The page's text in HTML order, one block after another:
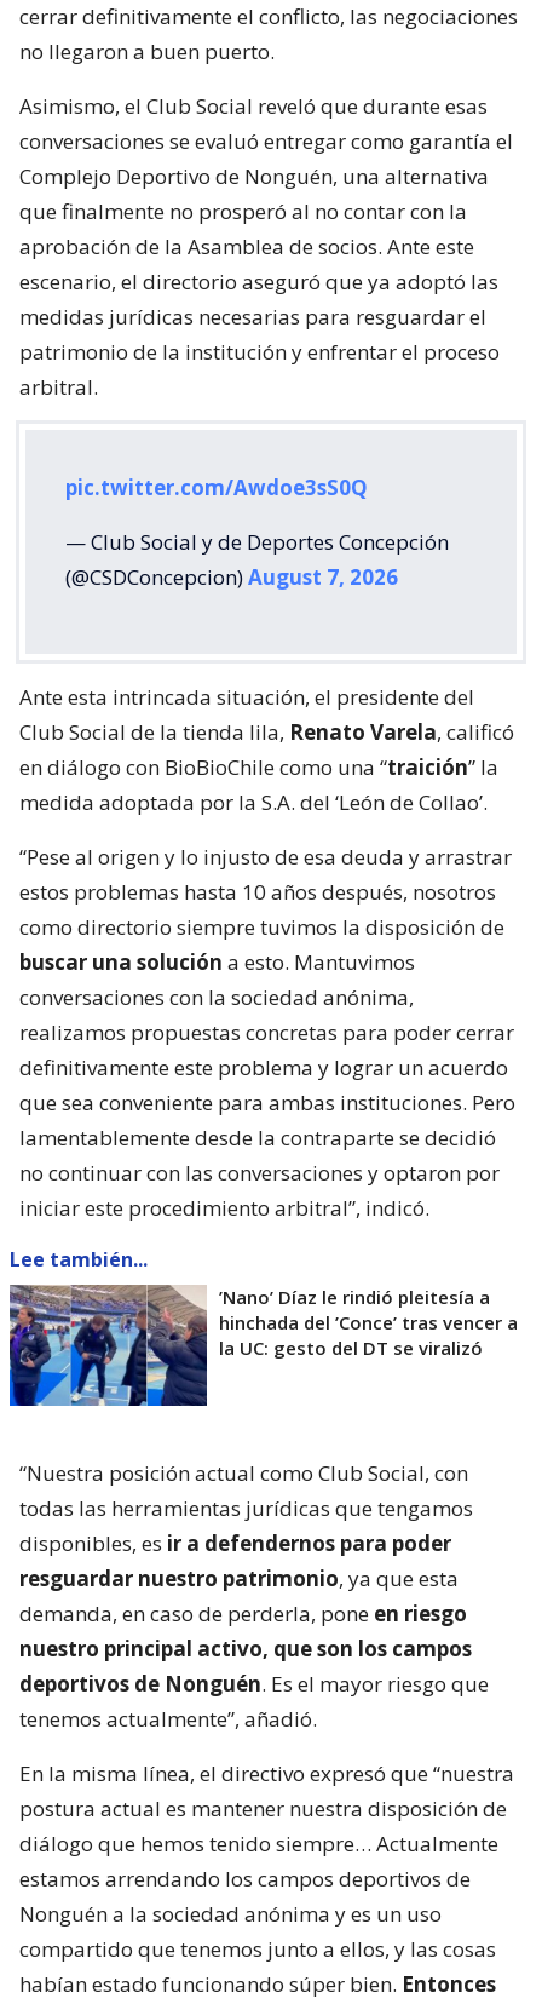
cerrar definitivamente el conflicto, las negociaciones
no llegaron a buen puerto.
Asimismo, el Club Social reveló que durante esas
conversaciones se evaluó entregar como garantía el
Complejo Deportivo de Nonguén, una alternativa
que finalmente no prosperó al no contar con la
aprobación de la Asamblea de socios. Ante este
escenario, el directorio aseguró que ya adoptó las
medidas jurídicas necesarias para resguardar el
patrimonio de la institución y enfrentar el proceso
arbitral.
pic.twitter.com/Awdoe3sS0Q
— Club Social y de Deportes Concepción
(@CSDConcepcion)August 7, 2026
Ante esta intrincada situación, el presidente del
Club Social de la tienda lila, Renato Varela, calificó
en diálogo con BioBioChile como una “traición” la
medida adoptada por la S.A. del ‘León de Collao’.
“Pese al origen y lo injusto de esa deuda y arrastrar
estos problemas hasta 10 años después, nosotros
como directorio siempre tuvimos la disposición de
buscar una solución a esto. Mantuvimos
conversaciones con la sociedad anónima,
realizamos propuestas concretas para poder cerrar
definitivamente este problema y lograr un acuerdo
que sea conveniente para ambas instituciones. Pero
lamentablemente desde la contraparte se decidió
no continuar con las conversaciones y optaron por
iniciar este procedimiento arbitral”, indicó.
Lee también...
’Nano’ Díaz le rindió pleitesía a
hinchada del ’Conce’ tras vencer a
la UC: gesto del DT se viralizó
“Nuestra posición actual como Club Social, con
todas las herramientas jurídicas que tengamos
disponibles, es ir a defendernos para poder
resguardar nuestro patrimonio, ya que esta
demanda, en caso de perderla, pone en riesgo
nuestro principal activo, que son los campos
deportivos de Nonguén. Es el mayor riesgo que
tenemos actualmente”, añadió.
En la misma línea, el directivo expresó que “nuestra
postura actual es mantener nuestra disposición de
diálogo que hemos tenido siempre… Actualmente
estamos arrendando los campos deportivos de
Nonguén a la sociedad anónima y es un uso
compartido que tenemos junto a ellos, y las cosas
habían estado funcionando súper bien. Entonces